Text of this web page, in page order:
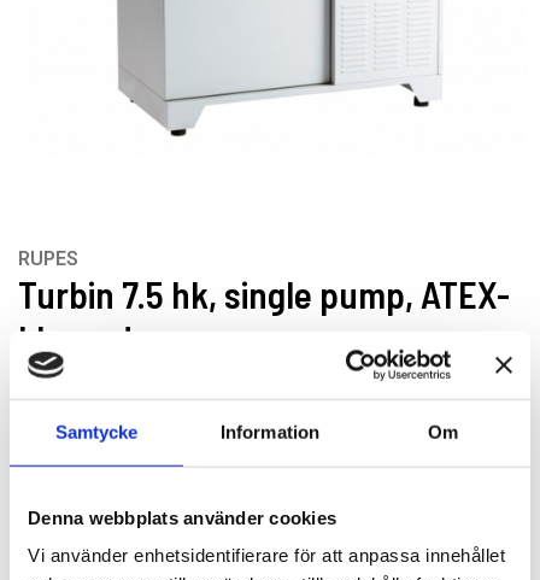
Samtycke Information Om
Denna webbplats använder cookies
Vi använder enhetsidentifierare för att anpassa innehållet
RUPES
Turbin 7.5 hk, single pump, ATEX-
klassad
EAN-kod: 8055271650081
177 900 kr